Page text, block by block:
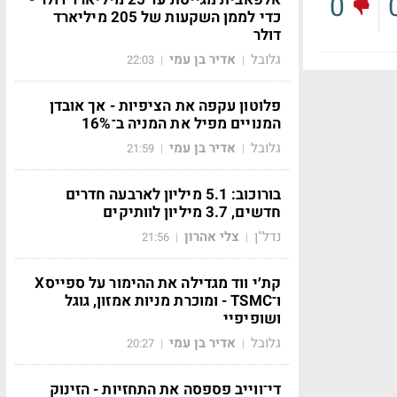
0
כדי לממן השקעות של 205 מיליארד
דולר
גלובל | אדיר בן עמי |
22:03
פלוטון עקפה את הציפיות - אך אובדן
המנויים מפיל את המניה ב־16%
גלובל | אדיר בן עמי |
21:59
בורוכוב: 5.1 מיליון לארבעה חדרים
חדשים, 3.7 מיליון לוותיקים
נדל"ן | צלי אהרון |
21:56
קת׳י ווד מגדילה את ההימור על ספייסX
ו־TSMC - ומוכרת מניות אמזון, גוגל
ושופיפיי
גלובל | אדיר בן עמי |
20:27
די־ווייב פספסה את התחזיות - הזינוק